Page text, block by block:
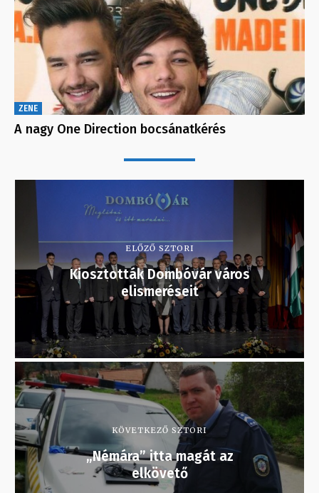
ZENE
A nagy One Direction bocsánatkérés
ELŐZŐ SZTORI
Kiosztották Dombóvár város
elismeréseit
KÖVETKEZŐ SZTORI
„Némára” itta magát az
elkövető